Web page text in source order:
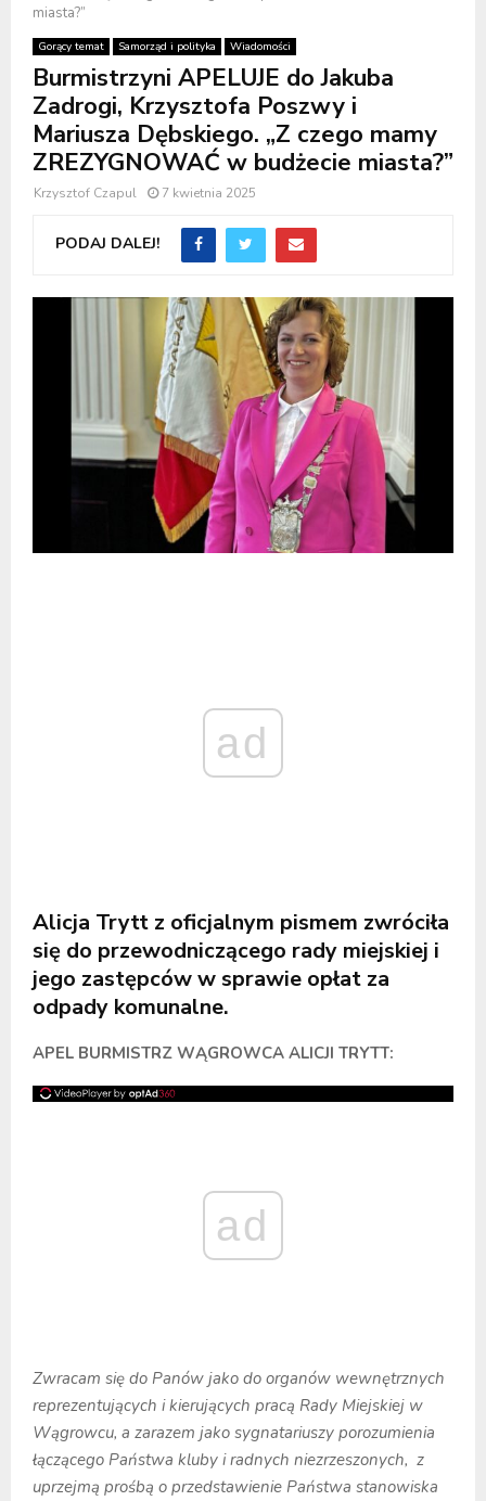
miasta?”
Gorący temat Samorząd i polityka Wiadomości
Burmistrzyni APELUJE do Jakuba
Zadrogi, Krzysztofa Poszwy i
Mariusza Dębskiego. „Z czego mamy
ZREZYGNOWAĆ w budżecie miasta?”
Krzysztof Czapul 7 kwietnia 2025
PODAJ DALEJ!
ad
Alicja Trytt z oficjalnym pismem zwróciła
się do przewodniczącego rady miejskiej i
jego zastępców w sprawie opłat za
odpady komunalne.
APEL BURMISTRZ WĄGROWCA ALICJI TRYTT:
ad
Zwracam się do Panów jako do organów wewnętrznych
reprezentujących i kierujących pracą Rady Miejskiej w
Wągrowcu, a zarazem jako sygnatariuszy porozumienia
łączącego Państwa kluby i radnych niezrzeszonych, z
uprzejmą prośbą o przedstawienie Państwa stanowiska